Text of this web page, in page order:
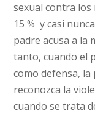
sexual contra los
15 % y casi
padre acusa a la
tanto, cuando el
como defensa,
reconozca la
cuando se trata